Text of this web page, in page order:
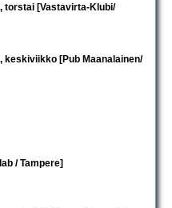
torstai [Vastavirta-Klubi/
keskiviikko [Pub Maanalainen/
/ Tampere]